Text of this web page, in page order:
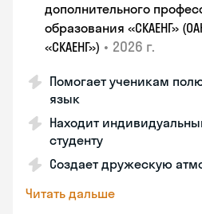
дополнительного
образования «СКАЕНГ»
«СКАЕНГ») • 2026 г.
Помогает ученикам
язык
Находит
студенту
Создает дружескую
Читать дальше